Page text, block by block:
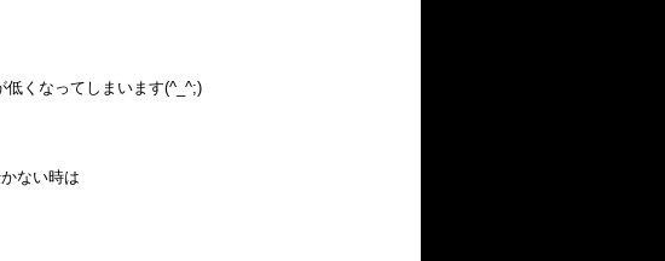
くなってしまいます(^_^;)
ない時は